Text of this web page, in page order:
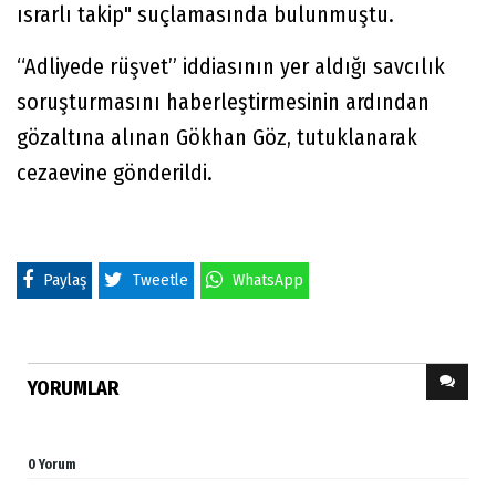
ısrarlı takip" suçlamasında bulunmuştu.
“Adliyede rüşvet” iddiasının yer aldığı savcılık
soruşturmasını haberleştirmesinin ardından
gözaltına alınan Gökhan Göz, tutuklanarak
cezaevine gönderildi.
Paylaş Tweetle WhatsApp
YORUMLAR
0 Yorum